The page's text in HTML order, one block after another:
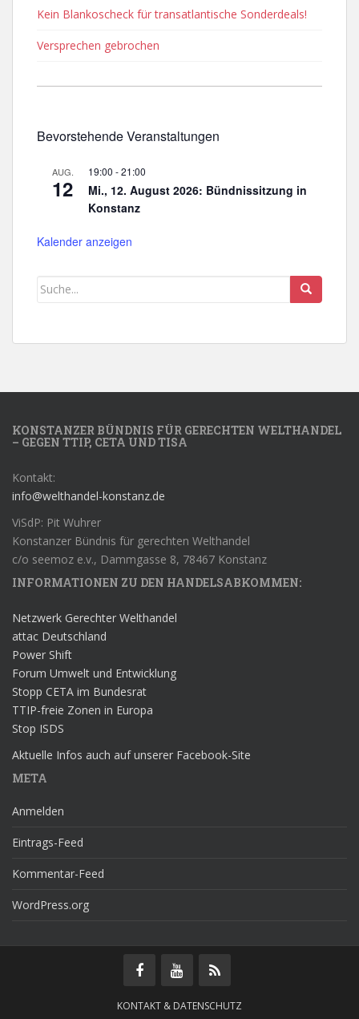
Kein Blankoscheck für transatlantische Sonderdeals!
Versprechen gebrochen
Bevorstehende Veranstaltungen
AUG.
12
19:00 -21:00
Mi., 12. August 2026: Bündnissitzung in
Konstanz
Kalender anzeigen
KONSTANZER BÜNDNIS FÜR GERECHTEN WELTHANDEL
– GEGEN TTIP, CETA UND TISA
Kontakt:
info@welthandel-konstanz.de
ViSdP: Pit Wuhrer
Konstanzer Bündnis für gerechten Welthandel
c/o seemoz e.v., Dammgasse 8, 78467 Konstanz
INFORMATIONEN ZU DEN HANDELSABKOMMEN:
Netzwerk Gerechter Welthandel
attac Deutschland
Power Shift
Forum Umwelt und Entwicklung
Stopp CETA im Bundesrat
TTIP-freie Zonen in Europa
Stop ISDS
Aktuelle Infos auch auf unserer Facebook-Site
META
Anmelden
Eintrags-Feed
Kommentar-Feed
WordPress.org
KONTAKT & DATENSCHUTZ